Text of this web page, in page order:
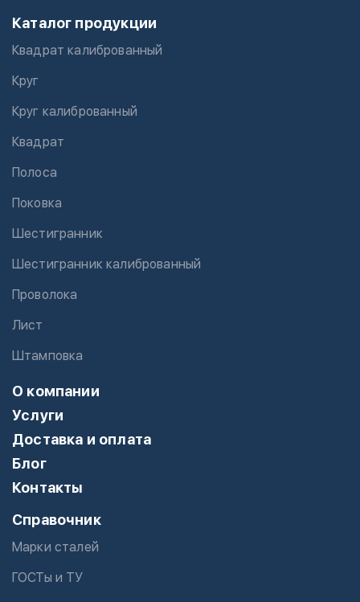
Каталог продукции
Квадрат калиброванный
Круг
Круг калиброванный
Квадрат
Полоса
Поковка
Шестигранник
Шестигранник калиброванный
Проволока
Лист
Штамповка
О компании
Услуги
Доставка и оплата
Блог
Контакты
Справочник
Марки сталей
ГОСТы и ТУ